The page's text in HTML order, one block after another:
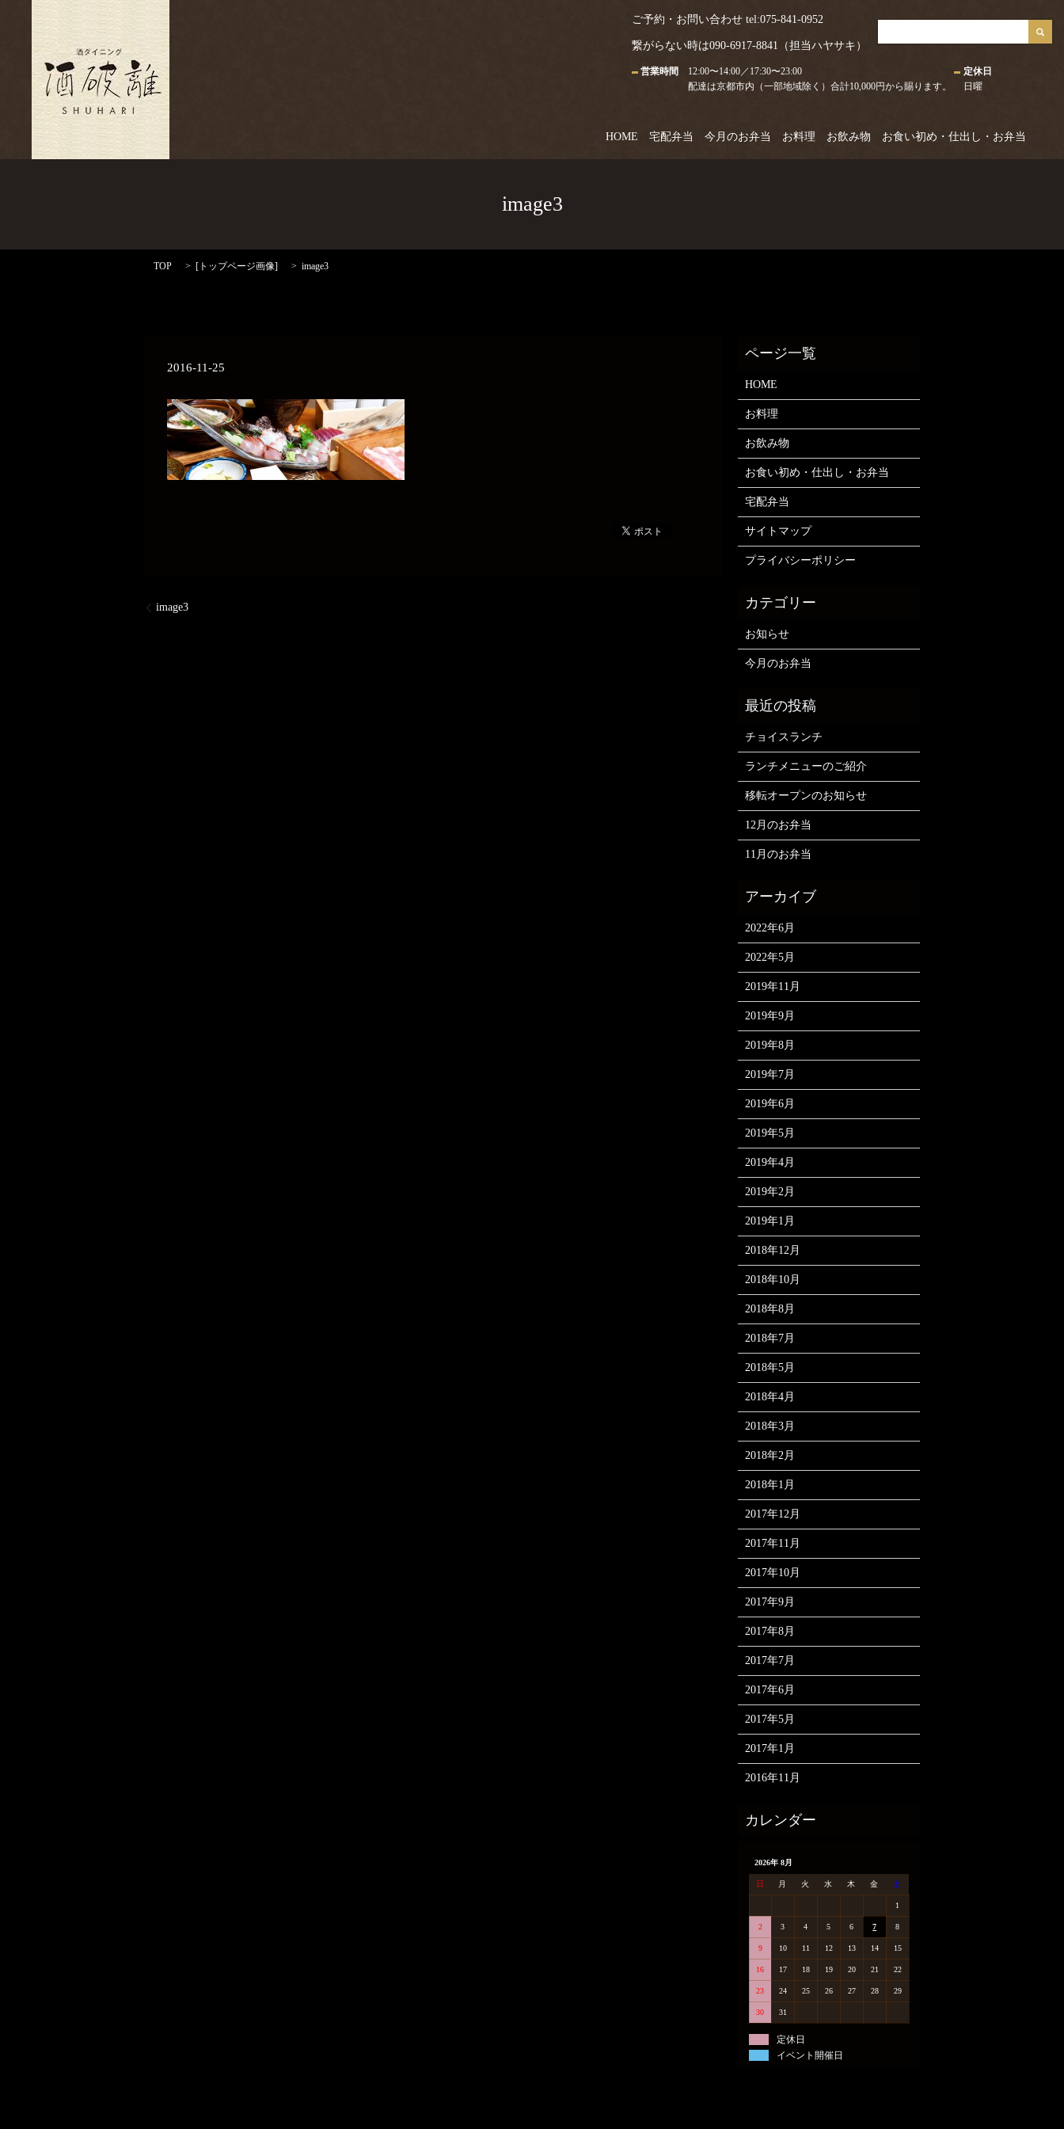
ご予約・お問い合わせ tel:075-841-0952
繋がらない時は090-6917-8841（担当ハヤサキ）
営業時間
12:00〜14:00／17:30〜23:00
配達は京都市内（一部地域除く）合計10,000円から賜ります。
定休日
日曜
HOME 宅配弁当 今月のお弁当 お料理 お飲み物 お食い初め・仕出し・お弁当
image3
TOP [ トップページ画像] image3
2016-11-25
image3
HOME
お料理
お飲み物
お食い初め・仕出し・お弁当
宅配弁当
サイトマップ
プライバシーポリシー
お知らせ
今月のお弁当
チョイスランチ
ランチメニューのご紹介
移転オープンのお知らせ
12月のお弁当
11月のお弁当
2022年6月
2022年5月
2019年11月
2019年9月
2019年8月
2019年7月
2019年6月
2019年5月
2019年4月
2019年2月
2019年1月
2018年12月
2018年10月
2018年8月
2018年7月
2018年5月
2018年4月
2018年3月
2018年2月
2018年1月
2017年12月
2017年11月
2017年10月
2017年9月
2017年8月
2017年7月
2017年6月
2017年5月
2017年1月
2016年11月
2026年 8月
日 月 火 水 木 金 土
1
2 3 4 5 6 7 8
9 10 11 12 13 14 15
16 17 18 19 20 21 22
23 24 25 26 27 28 29
30 31
定休日
イベント開催日